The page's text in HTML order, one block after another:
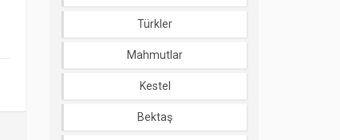
Türkler
Mahmutlar
Kestel
Bektaş